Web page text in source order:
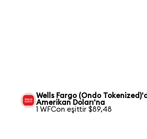
Wells Fargo (Ondo
Amerikan Doları'na
1 WFCon eşittir $89,48